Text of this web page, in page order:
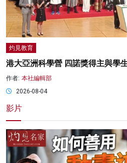
灼見教育
港大亞洲科學營 四諾獎得主與學
作者: 本社編輯部
2026-08-04
影片